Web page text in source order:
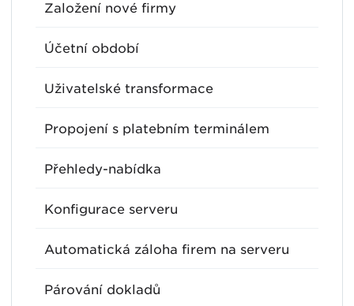
Založení nové firmy
Účetní období
Uživatelské transformace
Propojení s platebním terminálem
Přehledy-nabídka
Konfigurace serveru
Automatická záloha firem na serveru
Párování dokladů